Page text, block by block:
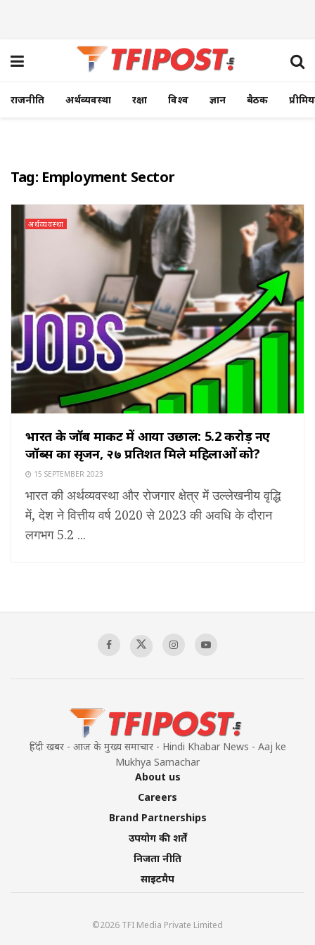
राजनीति अर्थव्यवस्था रक्षा विश्व ज्ञान बैठक
Tag: Employment Sector
अर्थव्यवस्था
भारत के जॉब मार्केट में आया उछाल: 5.2 करोड़ नए
जॉब्स का सृजन, २७ प्रतिशत मिले महिलाओं को?
15 SEPTEMBER 2023
भारत की अर्थव्यवस्था और रोजगार क्षेत्र में उल्लेखनीय वृद्धि
में, देश ने वित्तीय वर्ष 2020 से 2023 की अवधि के दौरान
लगभग 5.2 ...
हिंदी खबर - आज के मुख्य समाचार - Hindi Khabar News - Aaj ke
Mukhya Samachar
About us
Careers
Brand Partnerships
उपयोग की शर्तें
निजता नीति
साइटमैप
©2026 TFI Media Private Limited